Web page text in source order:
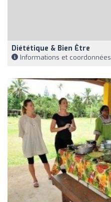
Diététique & Bien Être
Informations et coordonnées